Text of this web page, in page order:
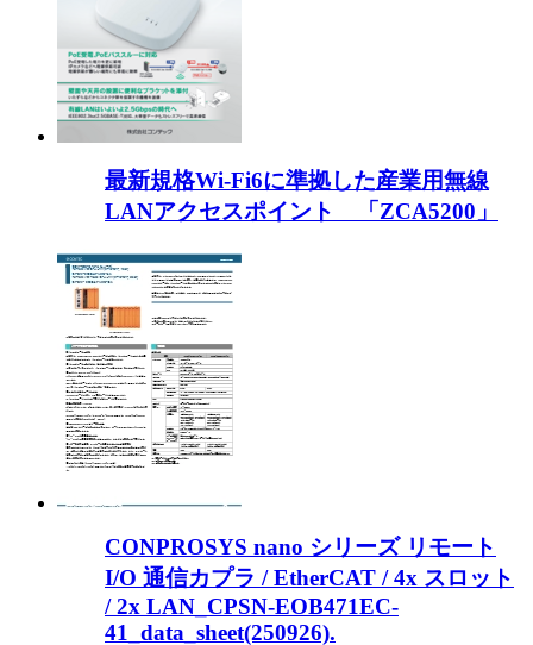
最新規格Wi-Fi6に準拠した産業用無線
LANアクセスポイント 「ZCA5200」
CONPROSYS nano シリーズ リモート
I/O 通信カプラ / EtherCAT / 4x スロット
/ 2x LAN_CPSN-EOB471EC-
41_data_sheet(250926).